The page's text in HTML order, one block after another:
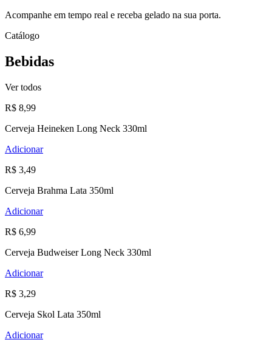
Acompanhe em tempo real e receba gelado na sua porta.
Catálogo
Bebidas
Ver todos
R$ 8,99
Cerveja Heineken Long Neck 330ml
Adicionar
R$ 3,49
Cerveja Brahma Lata 350ml
Adicionar
R$ 6,99
Cerveja Budweiser Long Neck 330ml
Adicionar
R$ 3,29
Cerveja Skol Lata 350ml
Adicionar